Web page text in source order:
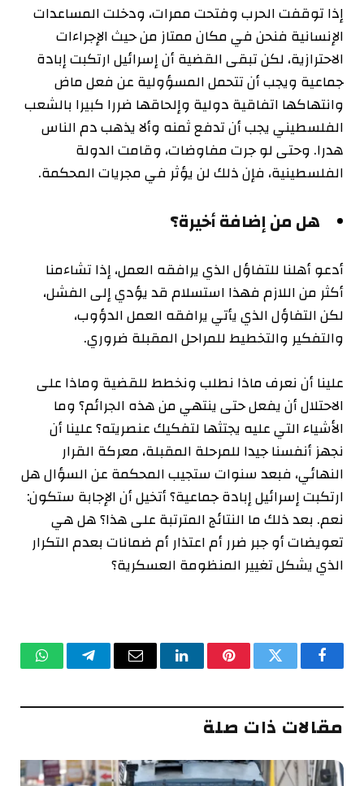
إذا توقفت الحرب وفتحت ممرات، ودخلت المساعدات
الإنسانية فنحن في مكان ممتاز من حيث الإجراءات
الاحترازية، لكن تبقى القضية أن إسرائيل ارتكبت إبادة
جماعية ويجب أن تتحمل المسؤولية عن فعل ماض
وانتهاكها اتفاقية دولية وإلحاقها ضررا كبيرا بالشعب
الفلسطيني يجب أن تدفع ثمنه وألا يذهب دم الناس
هدرا. وحتى لو جرت مفاوضات، وقامت الدولة
الفلسطينية، فإن ذلك لن يؤثر في مجريات المحكمة.
هل من إضافة أخيرة؟
أدعو أهلنا للتفاؤل الذي يرافقه العمل، إذا تشاءمنا
أكثر من اللازم فهذا استسلام قد يؤدي إلى الفشل،
لكن التفاؤل الذي يأتي يرافقه العمل الدؤوب،
والتفكير والتخطيط للمراحل المقبلة ضروري.
علينا أن نعرف ماذا نطلب ونخطط للقضية وماذا على
الاحتلال أن يفعل حتى ينتهي من هذه الجرائم؟ وما
الأشياء التي عليه يجتثها لتفكيك عنصريته؟ علينا أن
نجهز أنفسنا جيدا للمرحلة المقبلة، معركة القرار
النهائي، فبعد سنوات ستجيب المحكمة عن السؤال هل
ارتكبت إسرائيل إبادة جماعية؟ أتخيل أن الإجابة ستكون:
نعم. بعد ذلك ما النتائج المترتبة على هذا؟ هل هي
تعويضات أو جبر ضرر أم اعتذار أم ضمانات بعدم التكرار
الذي يشكل تغيير المنظومة العسكرية؟
فيسبوكتويتر بينتيريستلينكدإنالبريد تيلقرام
مقالات ذات صلة